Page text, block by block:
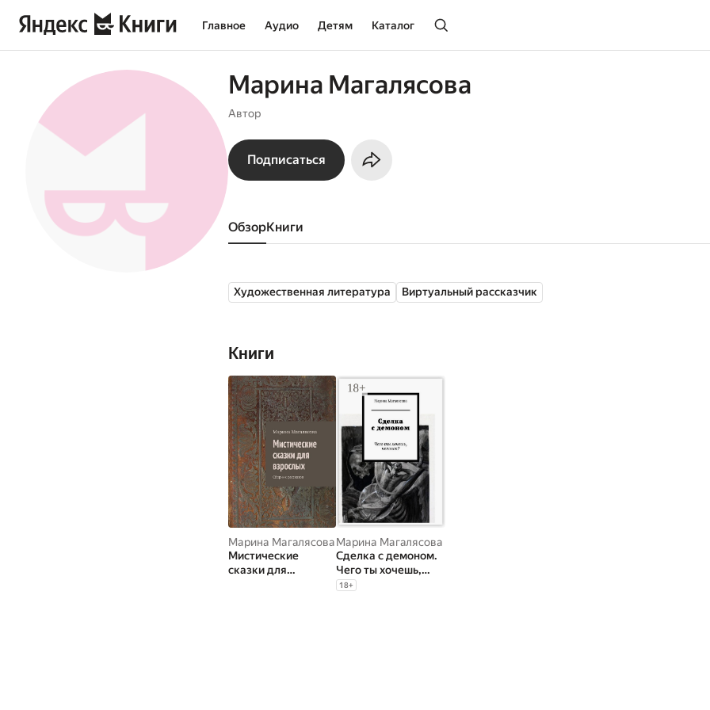
Главное Аудио Детям Каталог
Марина Магалясова
Автор
Подписаться
Обзор книги
Художественная литература Виртуальный рассказчик
Книги
Марина Магалясова
Мистические
сказки для
Марина Магалясова
Сделка с демоном.
Чего ты хочешь,
человек?
18+